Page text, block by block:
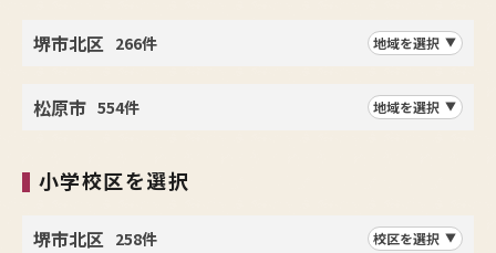
堺市北区 266件 地域を選択
松原市 554件 地域を選択
小学校区を選択
堺市北区 258件 校区を選択